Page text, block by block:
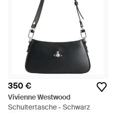
350 €
Vivienne Westwood
Schultertasche - Schwarz